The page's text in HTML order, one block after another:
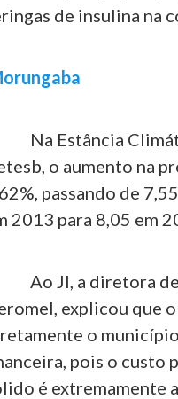
de insulina na
Estância
o aumento na
passando de
2013 para 8,05 em
JI, a diretora de
explicou que
o
pois o custo
é extremamente